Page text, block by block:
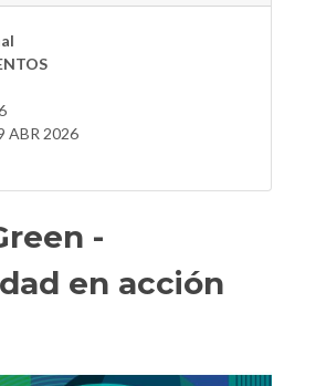
ABR 2026
-
en acción